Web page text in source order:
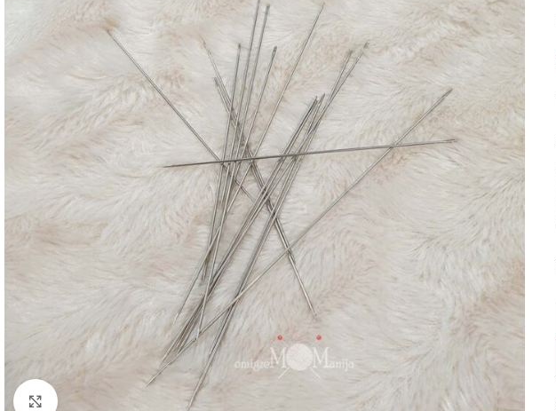
Spustelėkite, norėdami padidinti